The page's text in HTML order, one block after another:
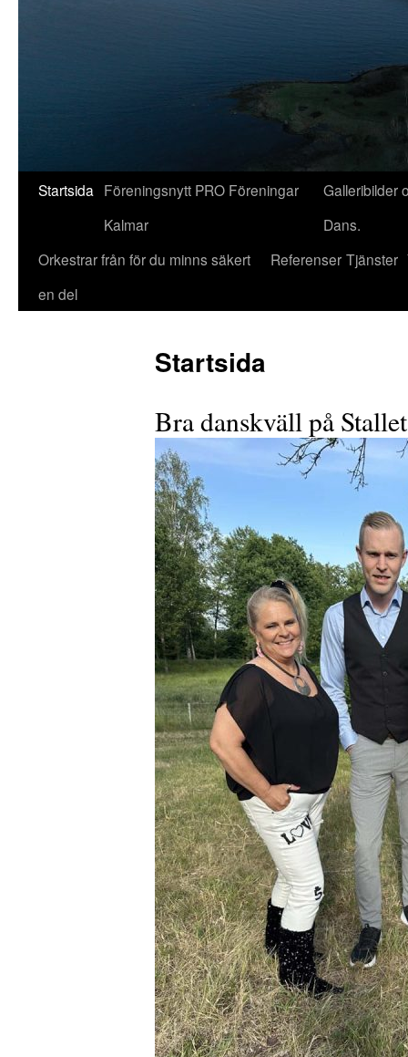
Startsida Föreningsnytt PRO Föreningar
Kalmar
Galleribilder
Dans.
Orkestrar från för du minns säkert
en del
Referenser Tjänster
Startsida
Bra danskväll på